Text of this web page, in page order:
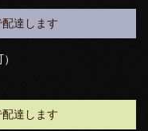
配達します
配達します